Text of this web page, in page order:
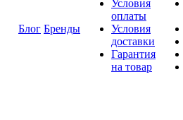
Блог Бренды
Условия
оплаты
Условия
доставки
Гарантия
на товар